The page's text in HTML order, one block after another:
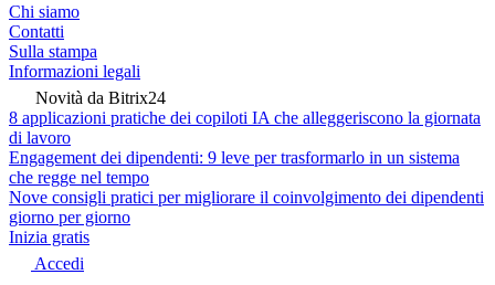
Chi siamo
Contatti
Sulla stampa
Informazioni legali
Novità da Bitrix24
8 applicazioni pratiche dei copiloti IA che alleggeriscono la giornata
di lavoro
Engagement dei dipendenti: 9 leve per trasformarlo in un sistema
che regge nel tempo
Nove consigli pratici per migliorare il coinvolgimento dei dipendenti
giorno per giorno
Inizia gratis
Accedi